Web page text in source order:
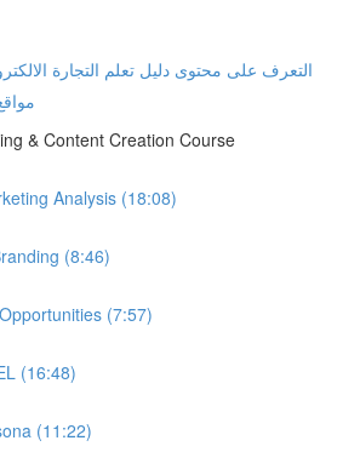
التعرف على محتوى دليل تعلم التجارة
مواقع
& Content Creation Course
Analysis (18:08)
(8:46)
(7:57)
(16:48)
(11:22)